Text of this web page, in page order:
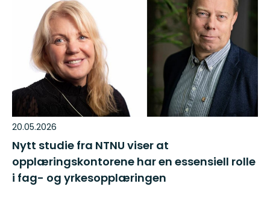
20.05.2026
Nytt studie fra NTNU viser at
opplæringskontorene har en essensiell rolle
i fag- og yrkesopplæringen